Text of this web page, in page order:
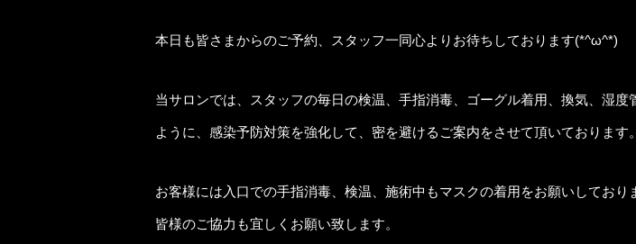
本日も皆さまからのご予約、スタッフ一同心よりお待ちしております(*^ω^*)
当サロンでは、スタッフの毎日の検温、手指消毒、ゴーグル着用、換気、湿
ように、感染予防対策を強化して、密を避けるご案内をさせて頂いております。
お客様には入口での手指消毒、検温、施術中もマスクの着用をお願いしており
皆様のご協力も宜しくお願い致します。